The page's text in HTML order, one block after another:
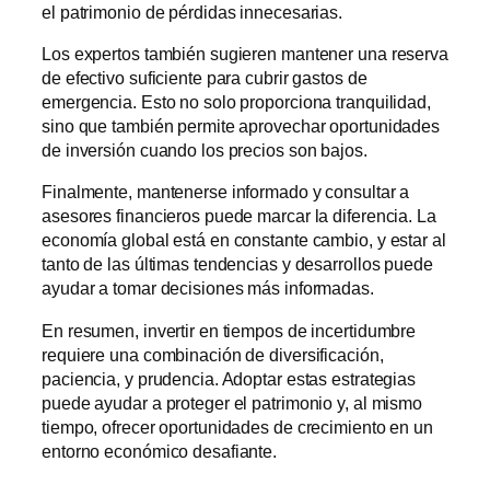
el patrimonio de pérdidas innecesarias.
Los expertos también sugieren mantener una reserva
de efectivo suficiente para cubrir gastos de
emergencia. Esto no solo proporciona tranquilidad,
sino que también permite aprovechar oportunidades
de inversión cuando los precios son bajos.
Finalmente, mantenerse informado y consultar a
asesores financieros puede marcar la diferencia. La
economía global está en constante cambio, y estar al
tanto de las últimas tendencias y desarrollos puede
ayudar a tomar decisiones más informadas.
En resumen, invertir en tiempos de incertidumbre
requiere una combinación de diversificación,
paciencia, y prudencia. Adoptar estas estrategias
puede ayudar a proteger el patrimonio y, al mismo
tiempo, ofrecer oportunidades de crecimiento en un
entorno económico desafiante.